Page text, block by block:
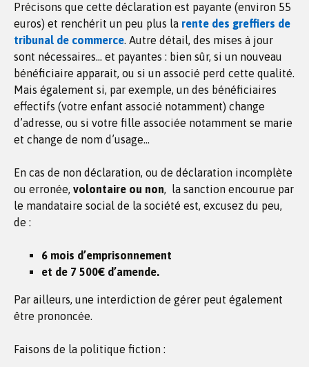
Précisons que cette déclaration est payante (environ 55
euros) et renchérit un peu plus la rente des greffiers de
tribunal de commerce. Autre détail, des mises à jour
sont nécessaires… et payantes : bien sûr, si un nouveau
bénéficiaire apparait, ou si un associé perd cette qualité.
Mais également si, par exemple, un des bénéficiaires
effectifs (votre enfant associé notamment) change
d’adresse, ou si votre fille associée notamment se marie
et change de nom d’usage…
En cas de non déclaration, ou de déclaration incomplète
ou erronée, volontaire ou non, la sanction encourue par
le mandataire social de la société est, excusez du peu,
de :
6 mois d’emprisonnement
et de 7 500€ d’amende.
Par ailleurs, une interdiction de gérer peut également
être prononcée.
Faisons de la politique fiction :